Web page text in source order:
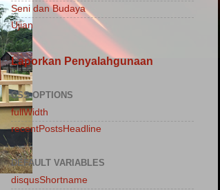
Seni dan Budaya
Ujian
Laporkan Penyalahgunaan
CSS OPTIONS
fullWidth
recentPostsHeadline
DEFAULT VARIABLES
disqusShortname